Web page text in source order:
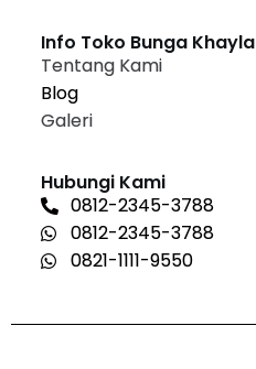
Info Toko Bunga Khayla
Tentang Kami
Blog
Galeri
Hubungi Kami
0812-2345-3788
0812-2345-3788
0821-1111-9550